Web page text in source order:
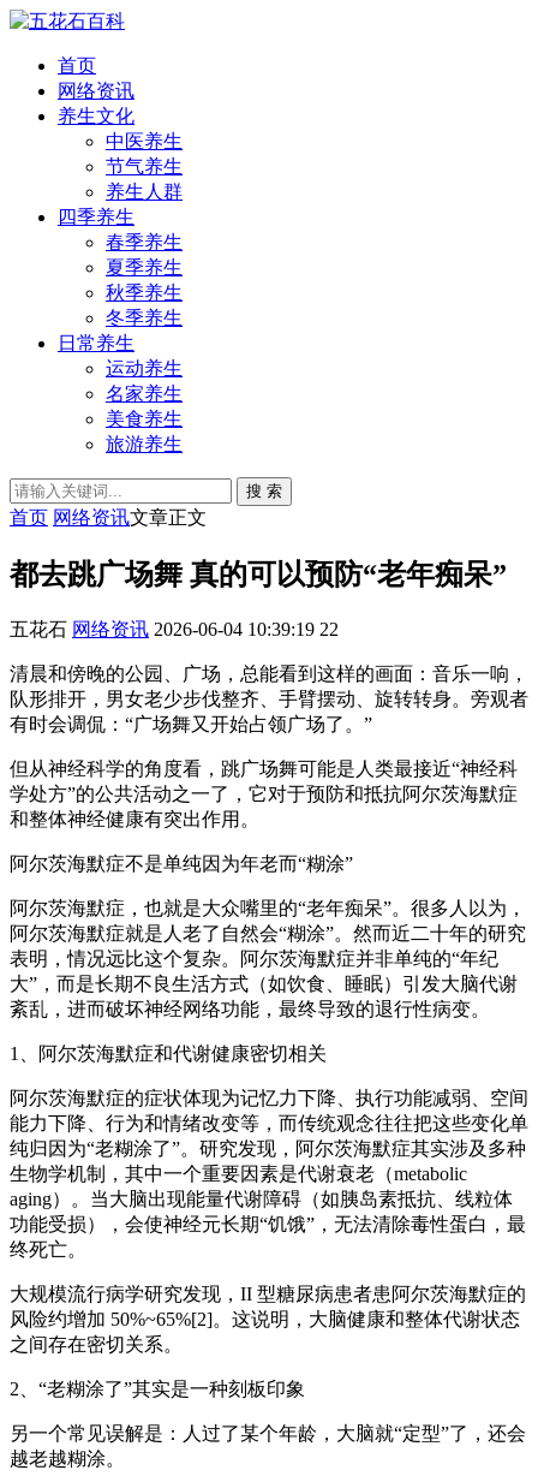
首页
网络资讯
养生文化
中医养生
节气养生
养生人群
四季养生
春季养生
夏季养生
秋季养生
冬季养生
日常养生
运动养生
名家养生
美食养生
旅游养生
搜 索
首页 网络资讯文章正文
都去跳广场舞 真的可以预防“老年痴呆”
五花石 网络资讯 2026-06-04 10:39:19 22
清晨和傍晚的公园、广场，总能看到这样的画面：音乐一响，
队形排开，男女老少步伐整齐、手臂摆动、旋转转身。旁观者
有时会调侃：“广场舞又开始占领广场了。”
但从神经科学的角度看，跳广场舞可能是人类最接近“神经科
学处方”的公共活动之一了，它对于预防和抵抗阿尔茨海默症
和整体神经健康有突出作用。
阿尔茨海默症不是单纯因为年老而“糊涂”
阿尔茨海默症，也就是大众嘴里的“老年痴呆”。很多人以为，
阿尔茨海默症就是人老了自然会“糊涂”。然而近二十年的研究
表明，情况远比这个复杂。阿尔茨海默症并非单纯的“年纪
大”，而是长期不良生活方式（如饮食、睡眠）引发大脑代谢
紊乱，进而破坏神经网络功能，最终导致的退行性病变。
1、阿尔茨海默症和代谢健康密切相关
阿尔茨海默症的症状体现为记忆力下降、执行功能减弱、空间
能力下降、行为和情绪改变等，而传统观念往往把这些变化单
纯归因为“老糊涂了”。研究发现，阿尔茨海默症其实涉及多种
生物学机制，其中一个重要因素是代谢衰老（metabolic
aging）。当大脑出现能量代谢障碍（如胰岛素抵抗、线粒体
功能受损），会使神经元长期“饥饿”，无法清除毒性蛋白，最
终死亡。
大规模流行病学研究发现，II 型糖尿病患者患阿尔茨海默症的
风险约增加 50%~65%[2]。这说明，大脑健康和整体代谢状态
之间存在密切关系。
2、“老糊涂了”其实是一种刻板印象
另一个常见误解是：人过了某个年龄，大脑就“定型”了，还会
越老越糊涂。